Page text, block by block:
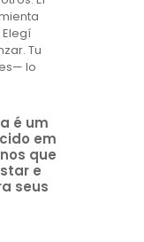
Tu
lo
é um
em
que
e
seus